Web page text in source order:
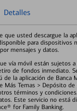
Detalles
que usted descargue la
para dispositivos
mensajes y datos.
vía móvil están sujetos
de fondos inmediato.
de la aplicación de Banca
Más Temas > Depósito
términos y
Este servicio no está
for Family Banking.